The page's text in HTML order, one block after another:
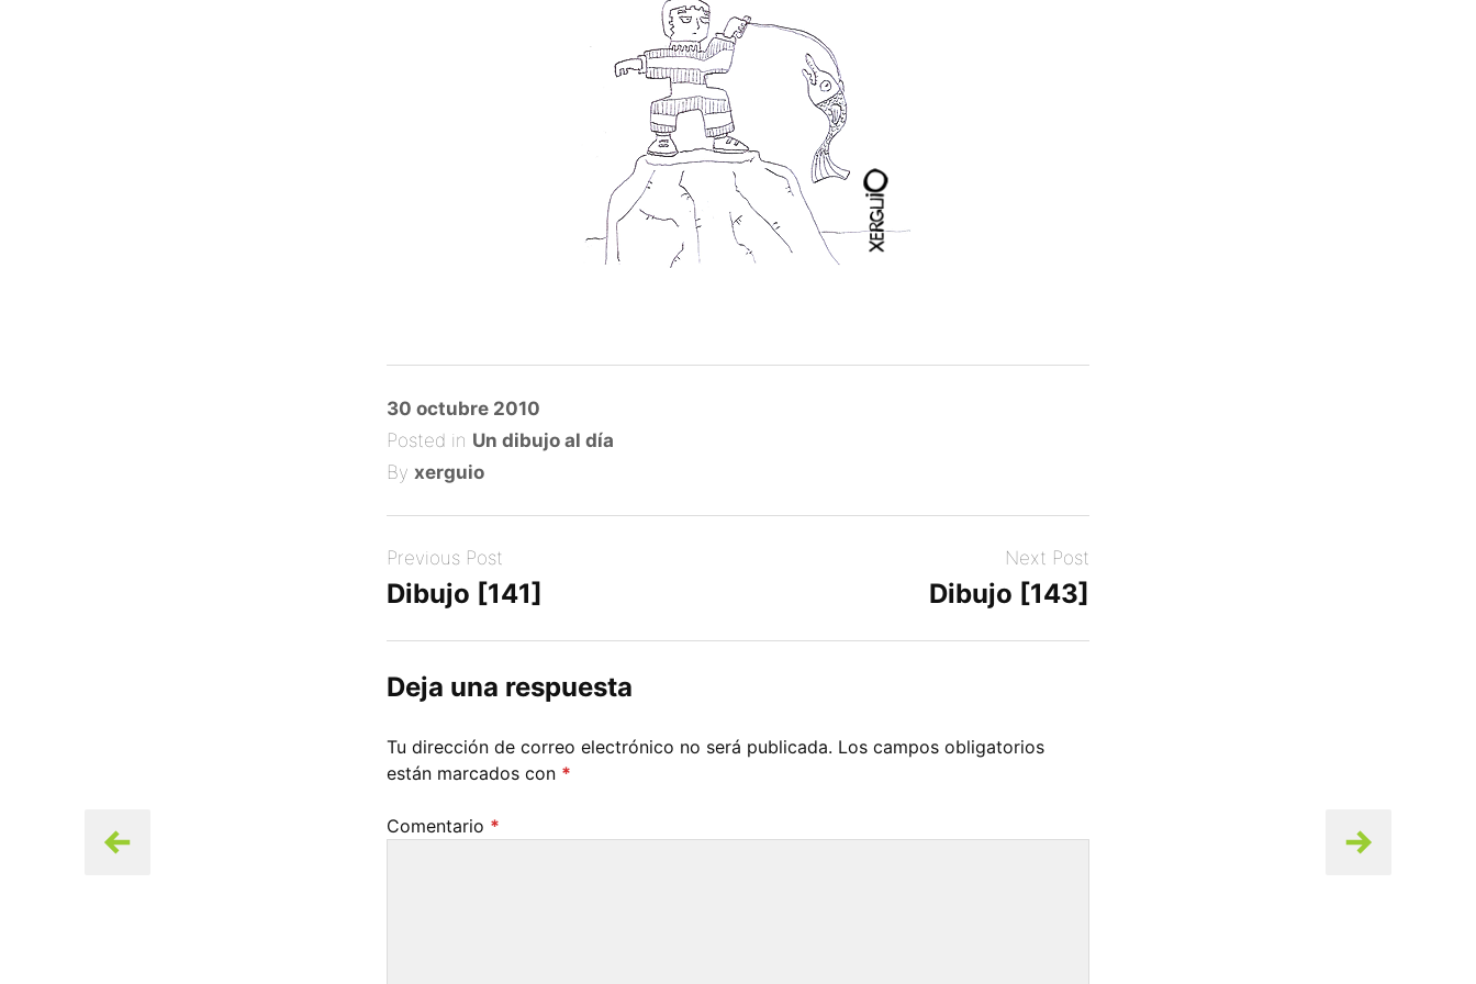
Posted
on
30 octubre 2010
Posted in Un dibujo al día
By xerguio
Previous Post
Dibujo [141]
Next Post
Dibujo [143]
Deja una respuesta
Tu dirección de correo electrónico no será publicada. Los campos obligatorios
están marcados con *
Comentario *